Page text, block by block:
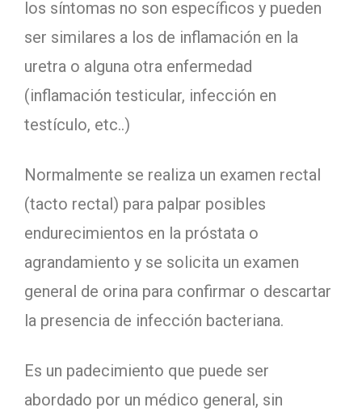
los síntomas no son específicos y pueden
ser similares a los de inflamación en la
uretra o alguna otra enfermedad
(inflamación testicular, infección en
testículo, etc..)
Normalmente se realiza un examen rectal
(tacto rectal) para palpar posibles
endurecimientos en la próstata o
agrandamiento y se solicita un examen
general de orina para confirmar o descartar
la presencia de infección bacteriana.
Es un padecimiento que puede ser
abordado por un médico general, sin